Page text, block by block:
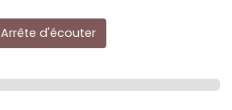
Arrête d'écouter